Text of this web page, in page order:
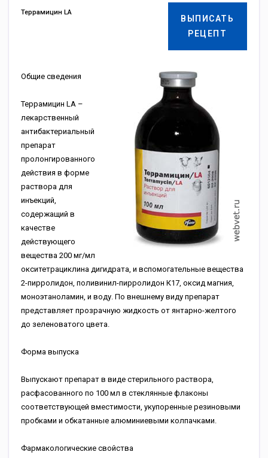
ВЫПИСАТЬ
РЕЦЕПТ
Террамицин LA
Общие сведения
Террамицин LA –
лекарственный
антибактериальный
препарат
пролонгированного
действия в форме
раствора для
инъекций,
содержащий в
качестве
действующего
вещества 200 мг/мл
окситетрациклина дигидрата, и вспомогательные вещества
2-пирролидон, поливинил-пирролидон К17, оксид магния,
моноэтаноламин, и воду. По внешнему виду препарат
представляет прозрачную жидкость от янтарно-желтого
до зеленоватого цвета.
Форма выпуска
Выпускают препарат в виде стерильного раствора,
расфасованного по 100 мл в стеклянные флаконы
соответствующей вместимости, укупоренные резиновыми
пробками и обкатанные алюминиевыми колпачками.
Фармакологические свойства